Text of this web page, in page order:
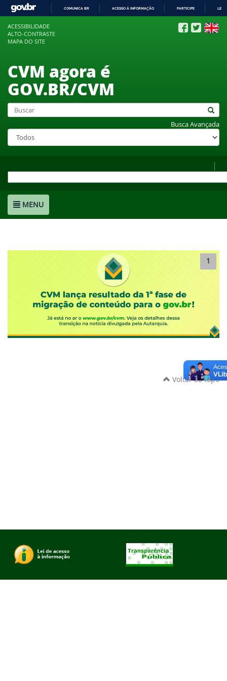
COMUNICA BR ACESSO À INFORMAÇÃO PARTICIPE
ACESSIBILIDADE
ALTO-CONTRASTE
MAPA DO SITE
CVM agora é
GOV.BR/CVM
Busca Avançada
MENU
1
Voltar ao topo